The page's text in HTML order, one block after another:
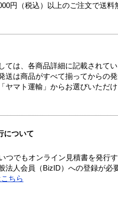
円（税込）以上のご注文で送料
ては、各商品詳細に記載されて
送は商品がすべて揃ってからの発
ヤマト運輸」からお選びいただ
について
つでもオンライン見積書を発行す
人会員（BizID）への登録が必
ちら